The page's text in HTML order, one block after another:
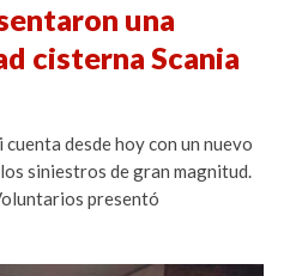
una
cisterna Scania
desde hoy con un nuevo
siniestros de gran magnitud.
presentó